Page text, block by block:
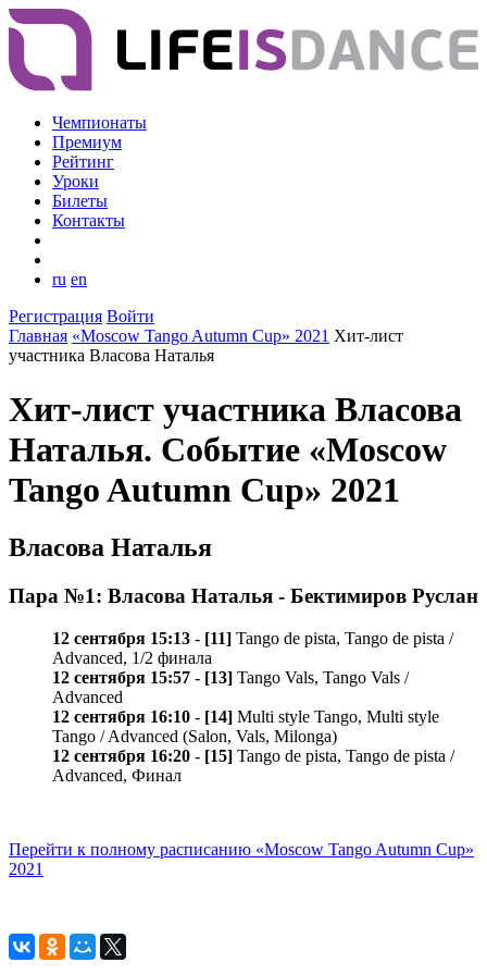
Чемпионаты
Премиум
Рейтинг
Уроки
Билеты
Контакты
ru en
Регистрация Войти
Главная «Moscow Tango Autumn Cup» 2021 Хит-лист
участника Власова Наталья
Хит-лист участника Власова
Наталья. Событие «Moscow
Tango Autumn Cup» 2021
Власова Наталья
Пара №1: Власова Наталья - Бектимиров Руслан
12 сентября 15:13 - [11] Tango de pista, Tango de pista /
Advanced, 1/2 финала
12 сентября 15:57 - [13] Tango Vals, Tango Vals /
Advanced
12 сентября 16:10 - [14] Multi style Tango, Multi style
Tango / Advanced (Salon, Vals, Milonga)
12 сентября 16:20 - [15] Tango de pista, Tango de pista /
Advanced, Финал
Перейти к полному расписанию «Moscow Tango Autumn Cup»
2021